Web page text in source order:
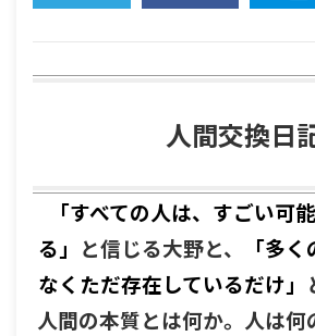
人間交換日
「すべての人は、すごい可
る」 と信じる大野と、
「多
なくただ存在しているだけ」
人間の本質とは何か。人は何